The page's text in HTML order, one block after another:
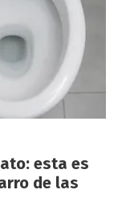
esta es
de las